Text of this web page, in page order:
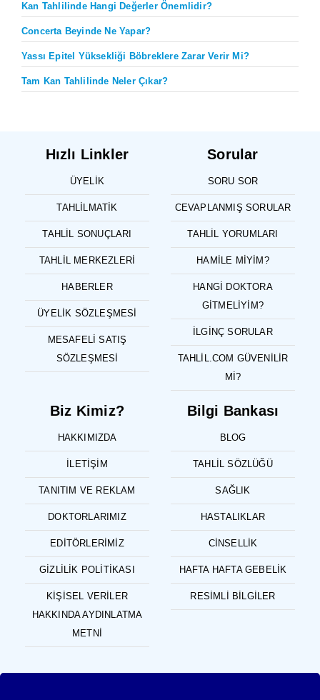
Kan Tahlilinde Hangi Değerler Önemlidir?
Concerta Beyinde Ne Yapar?
Yassı Epitel Yüksekliği Böbreklere Zarar Verir Mi?
Tam Kan Tahlilinde Neler Çıkar?
Hızlı Linkler
ÜYELIK
TAHLILMATIK
TAHLIL SONUÇLARI
TAHLIL MERKEZLERI
HABERLER
ÜYELIK SÖZLEŞMESI
MESAFELI SATIŞ
SÖZLEŞMESI
Sorular
SORU SOR
CEVAPLANMIŞ SORULAR
TAHLIL YORUMLARI
HAMILE MIYIM?
HANGI DOKTORA
GITMELIYIM?
İLGINÇ SORULAR
TAHLIL.COM GÜVENILIR
MI?
Biz Kimiz?
HAKKIMIZDA
İLETIŞIM
TANITIM VE REKLAM
DOKTORLARIMIZ
EDITÖRLERIMIZ
GIZLILIK POLITIKASI
KIŞISEL VERILER
HAKKINDA AYDINLATMA
METNI
Bilgi Bankası
BLOG
TAHLIL SÖZLÜĞÜ
SAĞLIK
HASTALIKLAR
CINSELLIK
HAFTA HAFTA GEBELIK
RESIMLI BILGILER